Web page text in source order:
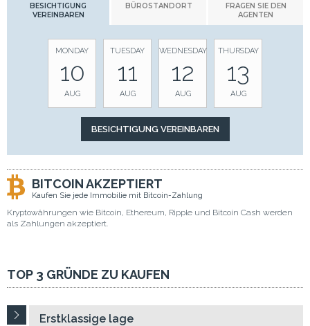
BESICHTIGUNG
VEREINBAREN
BÜROSTANDORT
FRAGEN SIE DEN
AGENTEN
MONDAY
10
AUG
TUESDAY
11
AUG
WEDNESDAY
12
AUG
THURSDAY
13
AUG
BITCOIN AKZEPTIERT
Kaufen Sie jede Immobilie mit Bitcoin-Zahlung
Kryptowährungen wie Bitcoin, Ethereum, Ripple und Bitcoin Cash werden
als Zahlungen akzeptiert.
TOP 3 GRÜNDE ZU KAUFEN
Erstklassige lage